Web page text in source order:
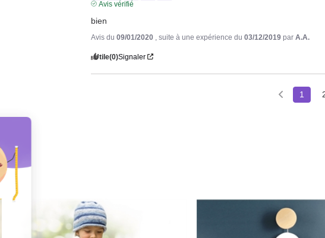
Avis vérifié
bien
Avis du09/01/2020 , suite à une expérience du03/12/2019 parA.A.
Utile(0)Signaler
1